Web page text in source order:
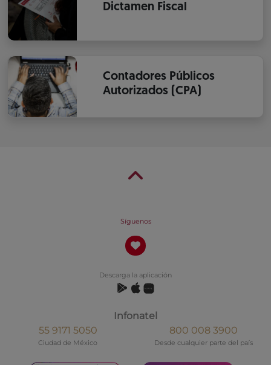
Dictamen Fiscal
Contadores Públicos
Autorizados (CPA)
Síguenos
Descarga la aplicación
Infonatel
55 9171 5050
Ciudad de México
800 008 3900
Desde cualquier parte del país